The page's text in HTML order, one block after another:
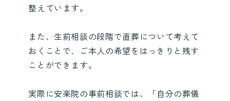
整えています。
また、生前相談の段階で直葬について考えて
おくことで、ご本人の希望をはっきりと残す
ことができます。
実際に安楽院の事前相談では、「自分の葬儀